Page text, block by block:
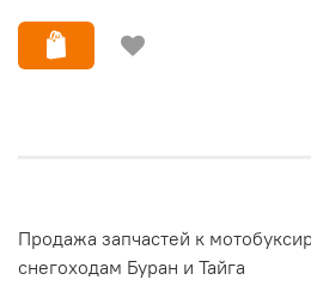
Продажа запчастей к
снегоходам Буран и Тайга